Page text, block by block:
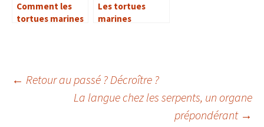
Comment les
tortues marines
Les tortues
marines
Navigation
← Retour au passé ? Décroître ?
La langue chez les serpents, un organe
prépondérant →